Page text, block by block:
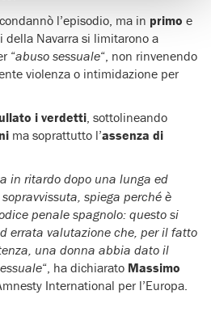
l’episodio, ma in primo e
della Navarra si limitarono a
“abuso sessuale“, non rinvenendo
violenza o intimidazione per
i verdetti , sottolineando
ma soprattutto l’assenza di
in ritardo dopo una lunga ed
spiega perché è
penale spagnolo: questo si
errata valutazione che, per il fatto
una donna abbia dato il
“, ha dichiarato Massimo
International per l’Europa.